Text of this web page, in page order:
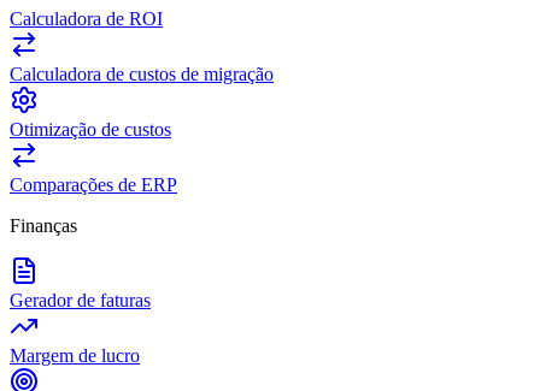
Calculadora de ROI
Calculadora de custos de migração
Otimização de custos
Comparações de ERP
Finanças
Gerador de faturas
Margem de lucro